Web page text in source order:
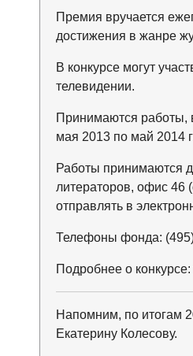
Премия вручается
достижения в жанре
В конкурсе могут
телевидении.
Принимаются работы,
мая 2013 по май 2014
Работы принимаются
литераторов, офис 46
отправлять в
Телефоны фонда:
Подробнее о конкурсе:
Напомним, по итогам
Екатерину Колесову.